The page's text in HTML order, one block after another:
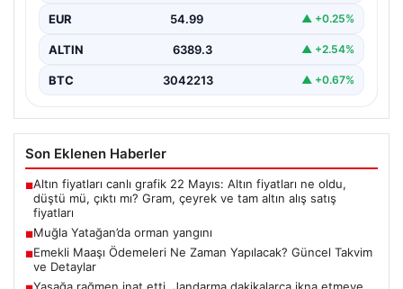
EUR 54.99 ▲ +0.25%
ALTIN 6389.3 ▲ +2.54%
BTC 3042213 ▲ +0.67%
Son Eklenen Haberler
■Altın fiyatları canlı grafik 22 Mayıs: Altın fiyatları ne oldu,
düştü mü, çıktı mı? Gram, çeyrek ve tam altın alış satış
fiyatları
■Muğla Yatağan’da orman yangını
■Emekli Maaşı Ödemeleri Ne Zaman Yapılacak? Güncel Takvim
ve Detaylar
Yasağa rağmen inat etti. Jandarma dakikalarca ikna etmeye